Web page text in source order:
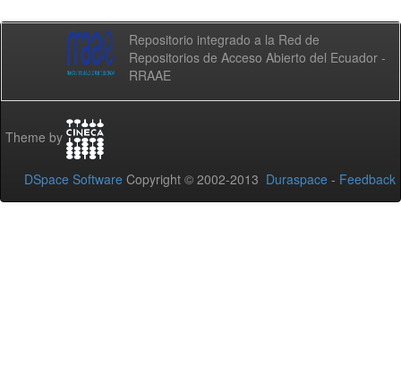
Repositorio integrado a la Red de
Repositorios de Acceso Abierto del Ecuador -
RRAAE
Theme by
DSpace Software Copyright © 2002-2013 Duraspace - Feedback